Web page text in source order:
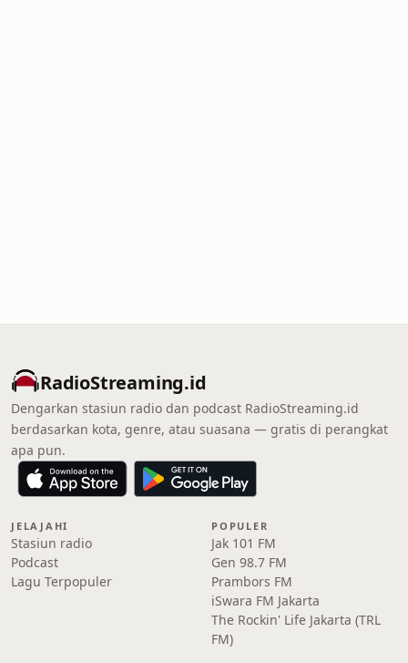
RadioStreaming.id
Dengarkan stasiun radio dan podcast RadioStreaming.id
berdasarkan kota, genre, atau suasana — gratis di perangkat
apa pun.
JELAJAHI
Stasiun radio
Podcast
Lagu Terpopuler
POPULER
Jak 101 FM
Gen 98.7 FM
Prambors FM
iSwara FM Jakarta
The Rockin' Life Jakarta (TRL
FM)